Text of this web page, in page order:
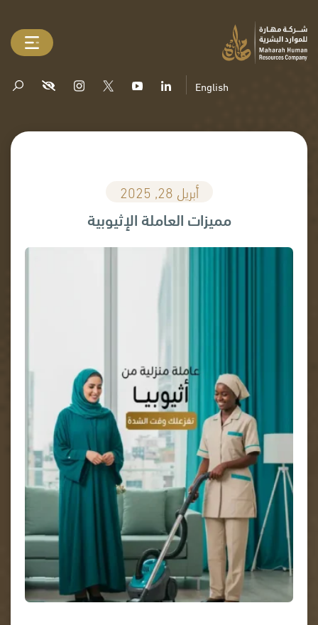
English
أبريل 28, 2025
مميزات العاملة الإثيوبية